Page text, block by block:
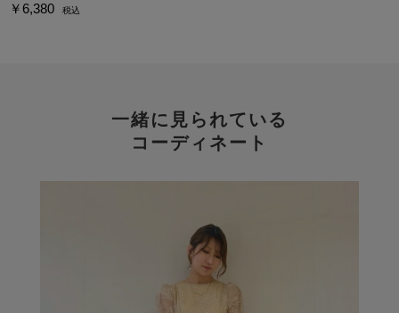
￥6,380 税込
一緒に見られている
コーディネート